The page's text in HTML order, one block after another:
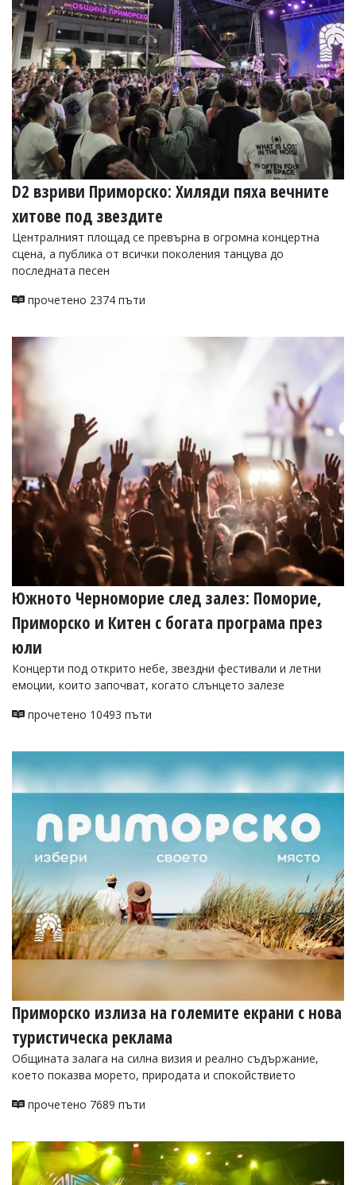
УКРАЙНА
СПОРТ
РАЗСЛЕДВАНЕ
БИЗНЕС
ЮГ
Управители:
Веселин
Василев,
email:
v.vasilev@flagman.bg
Катя
еmail:k.kassabova@flagman.bg
Главен
Иван
office@flagman.bg
Коментарите
под
статиите
се
въвеждат
от
читателите
и
редакцията
не
носи
отговорност
откриете
обиден
за
вас
коментар,
сигнализирайте
ни!
D2 взриви Приморско: Хиляди пяха вечните
хитове под звездите
Централният площад се превърна в огромна концертна
сцена, а публика от всички поколения танцува до
последната песен
прочетено 2374 пъти
Южното Черноморие след залез: Поморие,
Приморско и Китен с богата програма през
юли
Концерти под открито небе, звездни фестивали и летни
емоции, които започват, когато слънцето залезе
прочетено 10493 пъти
Приморско излиза на големите екрани с нова
туристическа реклама
Общината залага на силна визия и реално съдържание,
което показва морето, природата и спокойствието
прочетено 7689 пъти